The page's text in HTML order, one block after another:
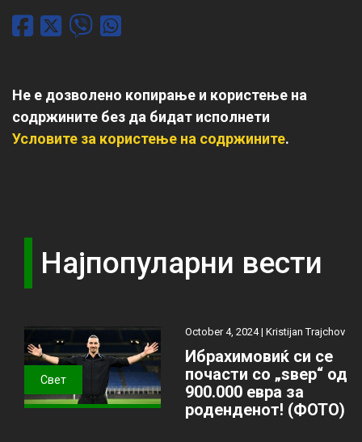
Не е дозволено копирање и користење на
содржините без да бидат исполнети
Условите за користење на содржините.
Најпопуларни вести
Свет
October 4, 2024 |Kristijan Trajchov
Ибрахимовиќ си се
почасти со „ѕвер“ од
900.000 евра за
роденденот! (ФОТО)